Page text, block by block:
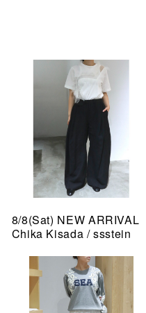
8/8(Sat) NEW ARRIVAL
Chika Kisada / ssstein